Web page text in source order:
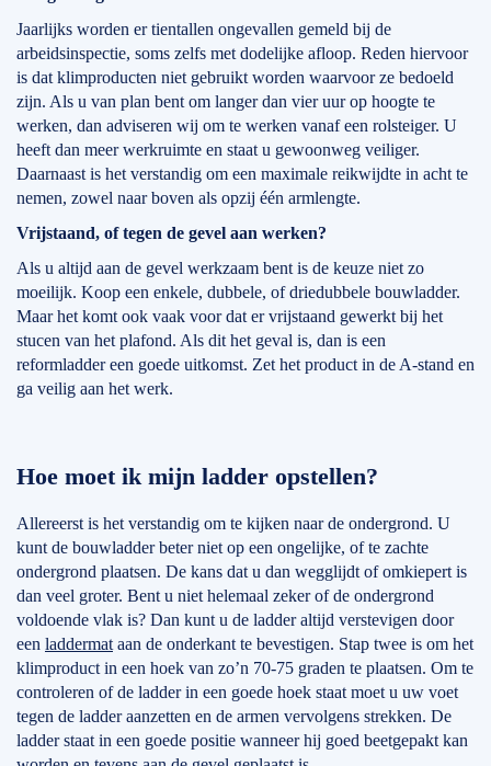
Jaarlijks worden er tientallen ongevallen gemeld bij de
arbeidsinspectie, soms zelfs met dodelijke afloop. Reden hiervoor
is dat klimproducten niet gebruikt worden waarvoor ze bedoeld
zijn. Als u van plan bent om langer dan vier uur op hoogte te
werken, dan adviseren wij om te werken vanaf een rolsteiger. U
heeft dan meer werkruimte en staat u gewoonweg veiliger.
Daarnaast is het verstandig om een maximale reikwijdte in acht te
nemen, zowel naar boven als opzij één armlengte.
Vrijstaand, of tegen de gevel aan werken?
Als u altijd aan de gevel werkzaam bent is de keuze niet zo
moeilijk. Koop een enkele, dubbele, of driedubbele bouwladder.
Maar het komt ook vaak voor dat er vrijstaand gewerkt bij het
stucen van het plafond. Als dit het geval is, dan is een
reformladder een goede uitkomst. Zet het product in de A-stand en
ga veilig aan het werk.
Hoe moet ik mijn ladder opstellen?
Allereerst is het verstandig om te kijken naar de ondergrond. U
kunt de bouwladder beter niet op een ongelijke, of te zachte
ondergrond plaatsen. De kans dat u dan wegglijdt of omkiepert is
dan veel groter. Bent u niet helemaal zeker of de ondergrond
voldoende vlak is? Dan kunt u de ladder altijd verstevigen door
een laddermat aan de onderkant te bevestigen. Stap twee is om het
klimproduct in een hoek van zo’n 70-75 graden te plaatsen. Om te
controleren of de ladder in een goede hoek staat moet u uw voet
tegen de ladder aanzetten en de armen vervolgens strekken. De
ladder staat in een goede positie wanneer hij goed beetgepakt kan